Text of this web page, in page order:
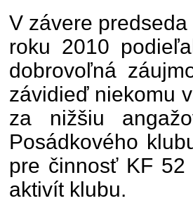
V závere
roku 2010
dobrovoľná
závidieď niekomu
za nižšiu
Posádkového
pre činnosť KF
aktivít klubu.